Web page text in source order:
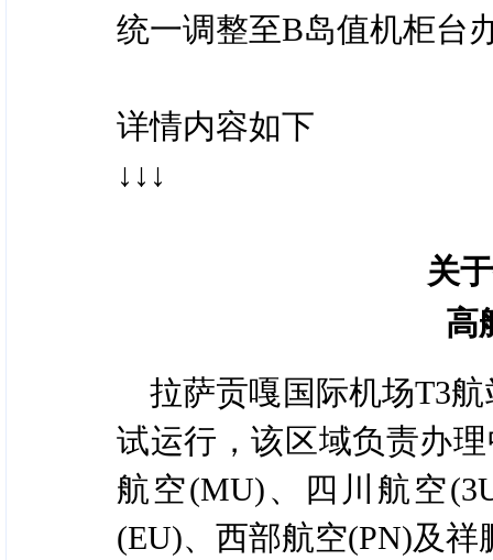
统一调整至B岛值机柜台
详情内容如下
↓↓↓
关
高
拉萨贡嘎国际机场T3
试运行，该区域负责办
航空(MU)、四川航空
(EU)、西部航空(PN)及